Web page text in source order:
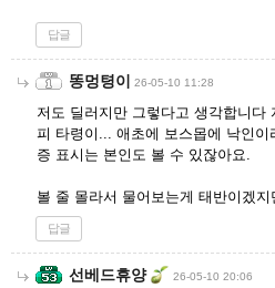
답글
똥멍텽이 26-05-10 11:28
저도 딜러지만 그렇다고 생각합니다
피 타령이... 애초에 보스몹에 낙인
증 표시는 본인도 볼 수 있잖아요.
볼 줄 몰라서 물어보는게 태반이겠지
답글
선베드휴양 26-05-10 20:06